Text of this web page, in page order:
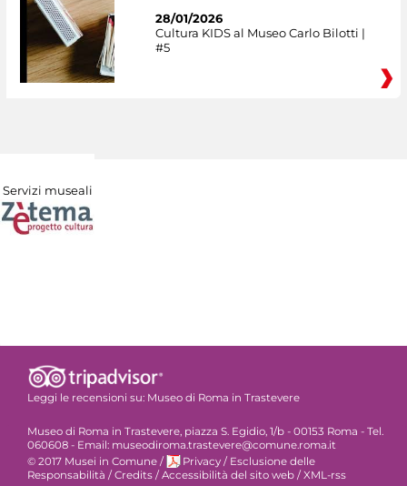
28/01/2026
Cultura KIDS al Museo Carlo Bilotti |
#5
Servizi museali
Leggi le recensioni su: Museo di Roma in Trastevere
Museo di Roma in Trastevere, piazza S. Egidio, 1/b - 00153 Roma - Tel.
060608 - Email: museodiroma.trastevere@comune.roma.it
© 2017 Musei in Comune / Privacy / Esclusione delle
Responsabilità / Credits / Accessibilità del sito web / XML-rss